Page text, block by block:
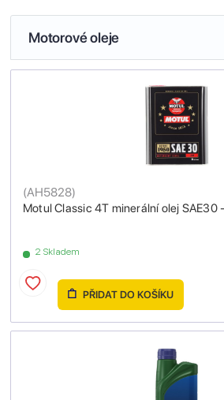
Motorové oleje
Motul Classic 4T minerální olej SAE30
(AH5828)
2 Skladem
PŘIDAT DO KOŠÍKU